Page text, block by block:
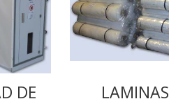
DE
LAMINAS